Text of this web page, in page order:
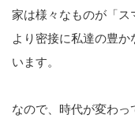
家は様々なものが「ス
より密接に私達の豊
います。
なので、時代が変わ